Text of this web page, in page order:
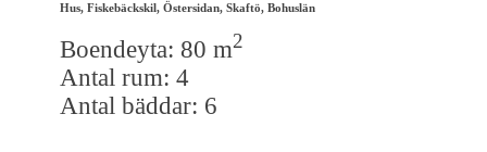
Hus, Fiskebäckskil, Östersidan, Skaftö, Bohuslän
Boendeyta: 80 m2
Antal rum: 4
Antal bäddar: 6